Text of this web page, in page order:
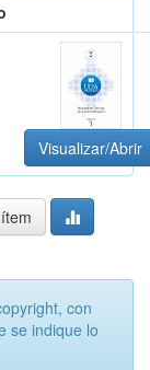
Visualizar/Abrir
con
se indique lo